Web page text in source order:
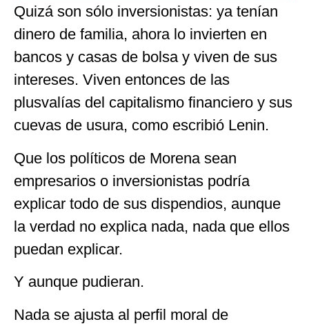
Quizá son sólo inversionistas: ya tenían
dinero de familia, ahora lo invierten en
bancos y casas de bolsa y viven de sus
intereses. Viven entonces de las
plusvalías del capitalismo financiero y sus
cuevas de usura, como escribió Lenin.
Que los políticos de Morena sean
empresarios o inversionistas podría
explicar todo de sus dispendios, aunque
la verdad no explica nada, nada que ellos
puedan explicar.
Y aunque pudieran.
Nada se ajusta al perfil moral de